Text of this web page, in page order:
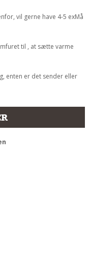
vil gerne have 4-5 exMå
til , at sætte varme
enten er det sender eller